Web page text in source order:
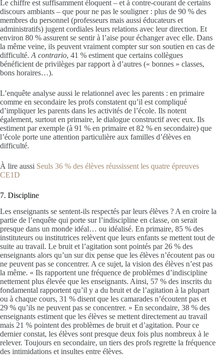
Le chiffre est suffisamment éloquent – et à contre-courant de certains
discours ambiants – que pour ne pas le souligner : plus de 90 % des
membres du personnel (professeurs mais aussi éducateurs et
administratifs) jugent cordiales leurs relations avec leur direction. Et
environ 80 % assurent se sentir à l’aise pour échanger avec elle. Dans
la même veine, ils peuvent vraiment compter sur son soutien en cas de
difficulté. A contrario, 41 % estiment que certains collègues
bénéficient de privilèges par rapport à d’autres (« bonnes » classes,
bons horaires…).
L’enquête analyse aussi le relationnel avec les parents : en primaire
comme en secondaire les profs constatent qu’il est compliqué
d’impliquer les parents dans les activités de l’école. Ils notent
également, surtout en primaire, le dialogue constructif avec eux. Ils
estiment par exemple (à 91 % en primaire et 82 % en secondaire) que
l’école porte une attention particulière aux familles d’élèves en
difficulté.
À lire aussi Seuls 36 % des élèves réussissent les quatre épreuves
CE1D
7. Discipline
Les enseignants se sentent-ils respectés par leurs élèves ? A en croire la
partie de l’enquête qui porte sur l’indiscipline en classe, on serait
presque dans un monde idéal… ou idéalisé. En primaire, 85 % des
instituteurs ou institutrices relèvent que leurs enfants se mettent tout de
suite au travail. Le bruit et l’agitation sont pointés par 26 % des
enseignants alors qu’un sur dix pense que les élèves n’écoutent pas ou
ne peuvent pas se concentrer. A ce sujet, la vision des élèves n’est pas
la même. « Ils rapportent une fréquence de problèmes d’indiscipline
nettement plus élevée que les enseignants. Ainsi, 57 % des inscrits du
fondamental rapportent qu’il y a du bruit et de l’agitation à la plupart
ou à chaque cours, 31 % disent que les camarades n’écoutent pas et
29 % qu’ils ne peuvent pas se concentrer. » En secondaire, 38 % des
enseignants estiment que les élèves se mettent directement au travail
mais 21 % pointent des problèmes de bruit et d’agitation. Pour ce
dernier constat, les élèves sont presque deux fois plus nombreux à le
relever. Toujours en secondaire, un tiers des profs regrette la fréquence
des intimidations et insultes entre élèves.